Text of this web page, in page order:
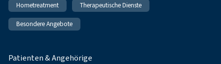
Hometreatment Therapeutische Dienste
Besondere Angebote
Patienten & Angehörige